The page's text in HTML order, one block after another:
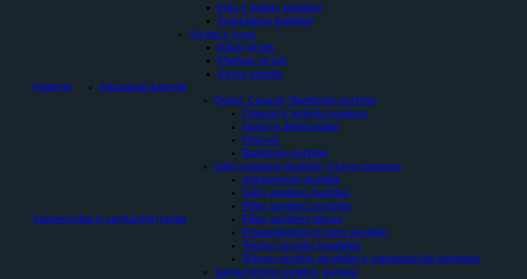
Irklų ir kablių laikikliai
Švartavimo kobiniai
Virvės ir lynai
Kitos virvės
Marlow virvės
Virvių priedai
Kateriai
Aliuminiai kateriai
Santechnika ir sanitarinė įranga
Dušai, Čiaupai, Rankiniai siurbliai
Čiaupai ir kojinės pompos
Dušai ir denio dušai
Piltuvai
Rankiniai siurbliai
Gėlo vandens siurbliai, triumo pompos
Aeratoriniai siurbliai
Gėlo vandens siurbliai
Pilko vandens siurbliai
Pilko vandens talpos
Povandeniniai triumo siurbliai
Triumo siurblių jungikliai
Triumo siurblių skydeliai ir signalizacijos sistemos
Santechnikos jungtys, kanalai